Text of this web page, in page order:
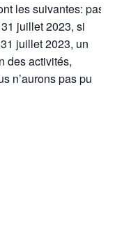
les suivantes: pas
juillet 2023, si
juillet 2023, un
des activités,
n’aurons pas pu